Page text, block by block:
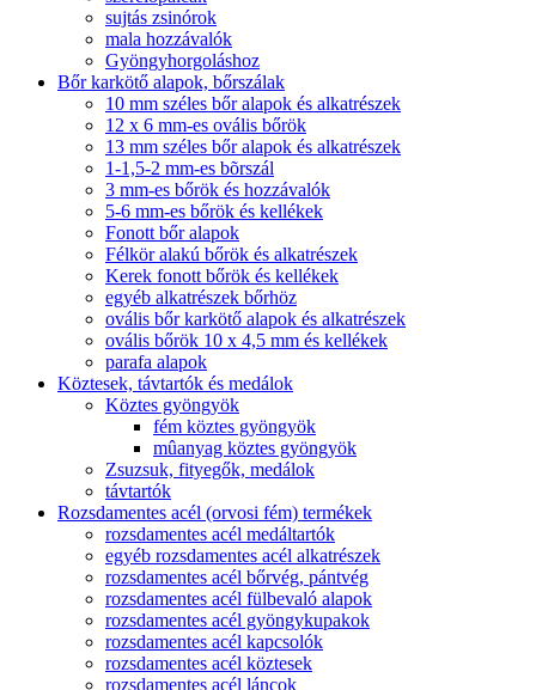
sujtás zsinórok
mala hozzávalók
Gyöngyhorgoláshoz
Bőr karkötő alapok, bőrszálak
10 mm széles bőr alapok és alkatrészek
12 x 6 mm-es ovális bőrök
13 mm széles bőr alapok és alkatrészek
1-1,5-2 mm-es bõrszál
3 mm-es bőrök és hozzávalók
5-6 mm-es bőrök és kellékek
Fonott bőr alapok
Félkör alakú bőrök és alkatrészek
Kerek fonott bőrök és kellékek
egyéb alkatrészek bőrhöz
ovális bőr karkötő alapok és alkatrészek
ovális bőrök 10 x 4,5 mm és kellékek
parafa alapok
Köztesek, távtartók és medálok
Köztes gyöngyök
fém köztes gyöngyök
mûanyag köztes gyöngyök
Zsuzsuk, fityegők, medálok
távtartók
Rozsdamentes acél (orvosi fém) termékek
rozsdamentes acél medáltartók
egyéb rozsdamentes acél alkatrészek
rozsdamentes acél bőrvég, pántvég
rozsdamentes acél fülbevaló alapok
rozsdamentes acél gyöngykupakok
rozsdamentes acél kapcsolók
rozsdamentes acél köztesek
rozsdamentes acél láncok